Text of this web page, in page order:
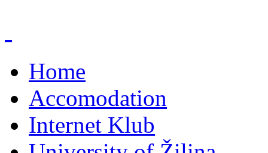
Home
Accomodation
Internet Klub